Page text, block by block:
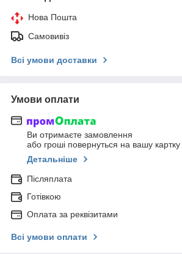
Нова Пошта
Самовивіз
Всі умови доставки
Умови оплати
Ви отримаєте замовлення
або гроші повернуться на вашу картку
Детальніше
Післяплата
Готівкою
Оплата за реквізитами
Всі умови оплати